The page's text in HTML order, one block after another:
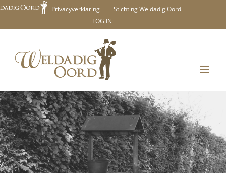
Ga
Privacyverklaring
Stichting Weldadig Oord
LOG IN